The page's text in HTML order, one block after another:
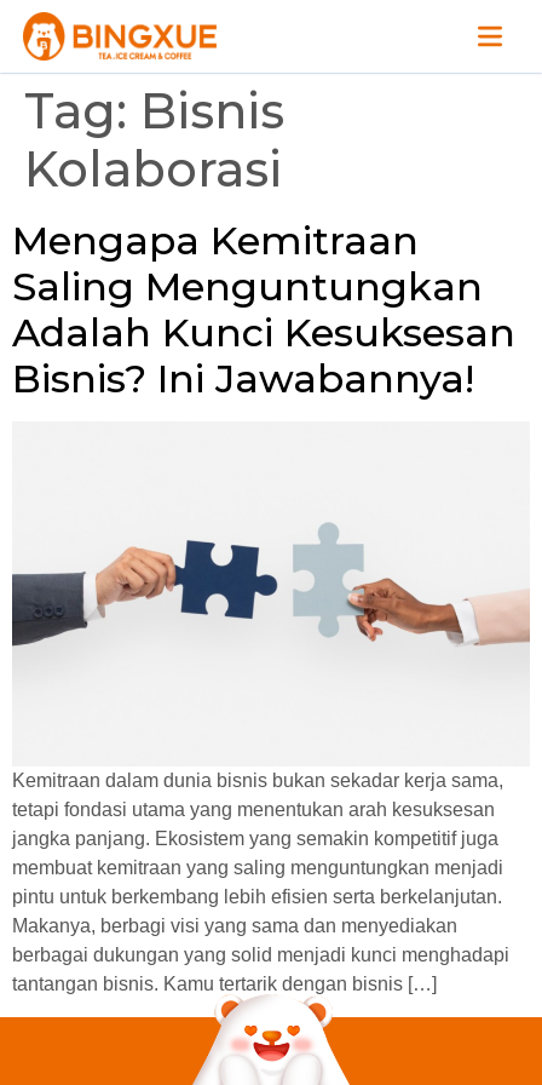
Tag: Bisnis
Kolaborasi
Mengapa Kemitraan
Saling Menguntungkan
Adalah Kunci Kesuksesan
Bisnis? Ini Jawabannya!
Kemitraan dalam dunia bisnis bukan sekadar kerja sama,
tetapi fondasi utama yang menentukan arah kesuksesan
jangka panjang. Ekosistem yang semakin kompetitif juga
membuat kemitraan yang saling menguntungkan menjadi
pintu untuk berkembang lebih efisien serta berkelanjutan.
Makanya, berbagi visi yang sama dan menyediakan
berbagai dukungan yang solid menjadi kunci menghadapi
tantangan bisnis. Kamu tertarik dengan bisnis […]